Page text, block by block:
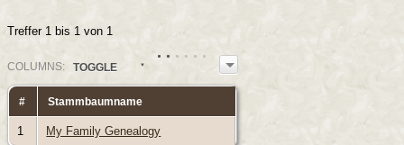
Treffer 1 bis 1 von 1
COLUMN S: TOGGLE
# Stammbaumname
1 My Family Genealogy